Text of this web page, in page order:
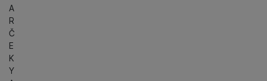
A
R
Č
E
K
Y